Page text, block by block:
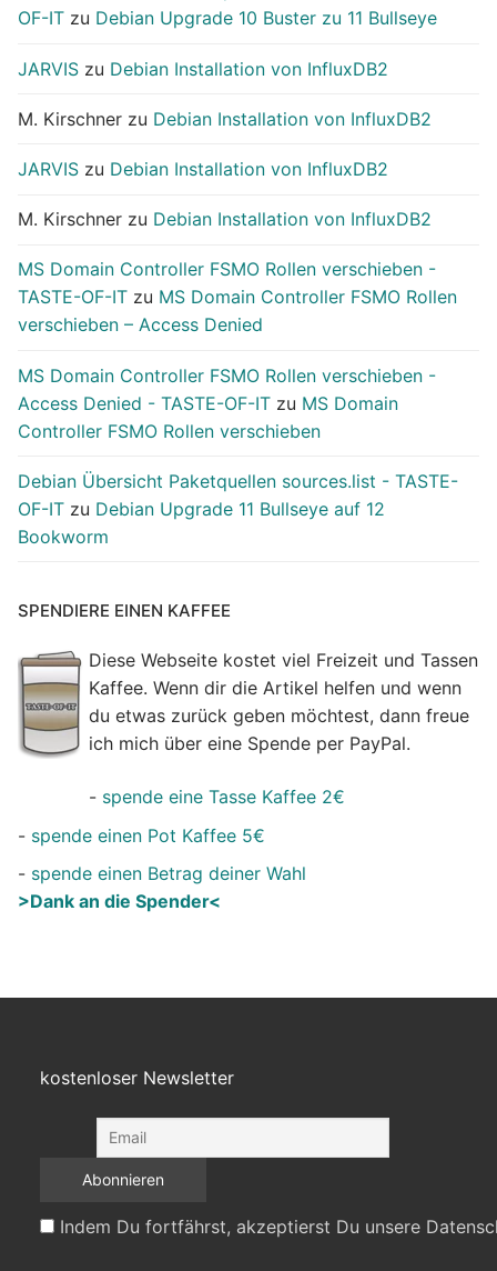
OF-IT zu Debian Upgrade 10 Buster zu 11 Bullseye
JARVIS zu Debian Installation von InfluxDB2
M. Kirschner zu Debian Installation von InfluxDB2
JARVIS zu Debian Installation von InfluxDB2
M. Kirschner zu Debian Installation von InfluxDB2
MS Domain Controller FSMO Rollen verschieben -
TASTE-OF-IT zu MS Domain Controller FSMO Rollen
verschieben – Access Denied
MS Domain Controller FSMO Rollen verschieben -
Access Denied - TASTE-OF-IT zu MS Domain
Controller FSMO Rollen verschieben
Debian Übersicht Paketquellen sources.list - TASTE-
OF-IT zu Debian Upgrade 11 Bullseye auf 12
Bookworm
SPENDIERE EINEN KAFFEE
Diese Webseite kostet viel Freizeit und Tassen
Kaffee. Wenn dir die Artikel helfen und wenn
du etwas zurück geben möchtest, dann freue
ich mich über eine Spende per PayPal.
- spende eine Tasse Kaffee 2€
- spende einen Pot Kaffee 5€
- spende einen Betrag deiner Wahl
>Dank an die Spender<
kostenloser Newsletter
Indem Du fortfährst, akzeptierst Du unsere